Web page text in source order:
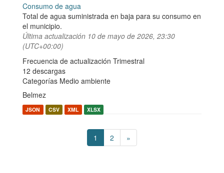
Consumo de agua
Total de agua suministrada en baja para su consumo en
el municipio.
Última actualización 10 de mayo de 2026, 23:30
(UTC+00:00)
Frecuencia de actualización Trimestral
12 descargas
Categorías Medio ambiente
Belmez
JSON CSV XML XLSX
1 2 »